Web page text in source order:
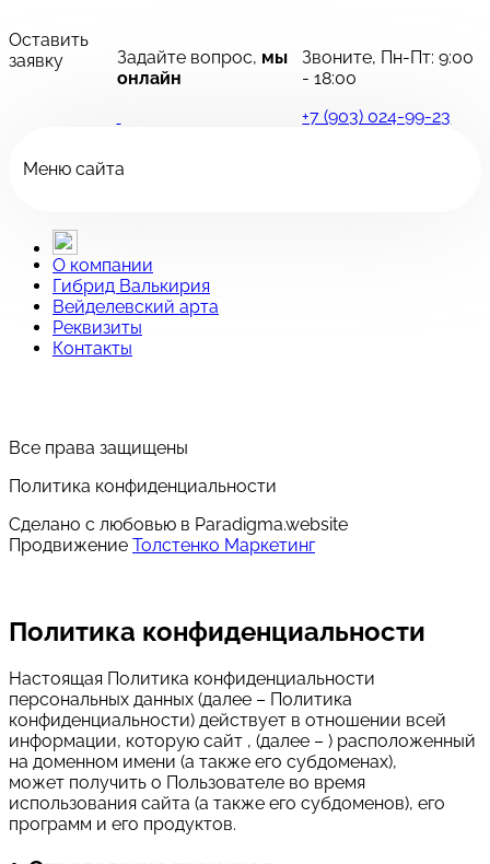
Оставить
заявку
Задайте вопрос, мы
онлайн
Звоните, Пн-Пт:9:00
- 18:00
+7 (903) 024-99-23
Меню сайта
О компании
Гибрид Валькирия
Вейделевский арта
Реквизиты
Контакты
Все права защищены
Политика конфиденциальности
Сделано с любовью в Paradigma.website
Продвижение Толстенко Маркетинг
Политика конфиденциальности
Настоящая Политика конфиденциальности
персональных данных (далее – Политика
конфиденциальности) действует в отношении всей
информации, которую сайт , (далее – ) расположенный
на доменном имени (а также его субдоменах),
может получить о Пользователе во время
использования сайта (а также его субдоменов), его
программ и его продуктов.